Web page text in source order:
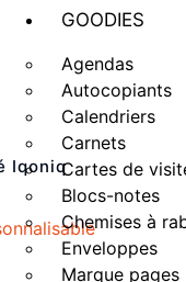
GOODIES
Agendas
Autocopiants
Calendriers
Carnets
Cartes de
Blocs-notes
Chemises à
Enveloppes
Marque pages
Iqoniq